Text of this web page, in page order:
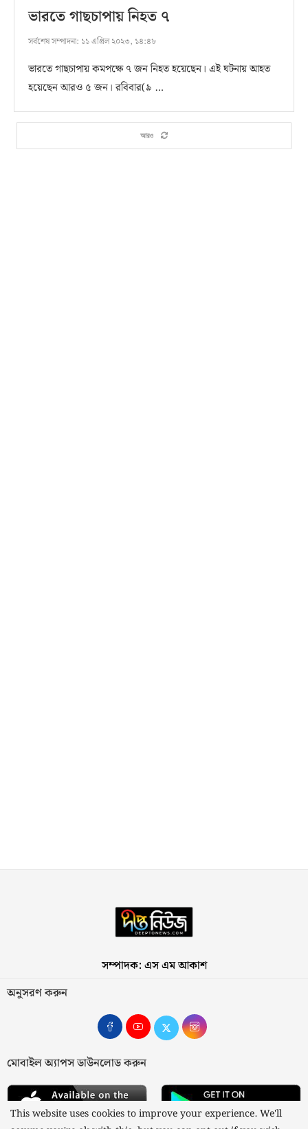
ভারতে গাছচাপায় নিহত ৭
সর্বশেষ সম্পাদনা: ১১ এপ্রিল ২০২৩, ১৪:৪৮
ভারতে গাছচাপায় কমপক্ষে ৭ জন নিহত হয়েছেন। এই ঘটনায় আহত
হয়েছেন আরও ৫ জন। রবিবার(৯ …
আরও
সম্পাদক: এস এম আকাশ
অনুসরণ করুন
মোবাইল অ্যাপস ডাউনলোড করুন
This website uses cookies to improve your experience. We'll